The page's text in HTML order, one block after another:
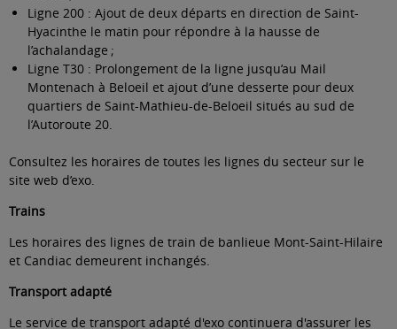
Ligne 200 : Ajout de deux départs en direction de Saint-
Hyacinthe le matin pour répondre à la hausse de
l’achalandage ;
Ligne T30 : Prolongement de la ligne jusqu’au Mail
Montenach à Beloeil et ajout d’une desserte pour deux
quartiers de Saint-Mathieu-de-Beloeil situés au sud de
l’Autoroute 20.
Consultez les horaires de toutes les lignes du secteur sur le
site web d’exo.
Trains
Les horaires des lignes de train de banlieue Mont-Saint-Hilaire
et Candiac demeurent inchangés.
Transport adapté
Le service de transport adapté d'exo continuera d'assurer les